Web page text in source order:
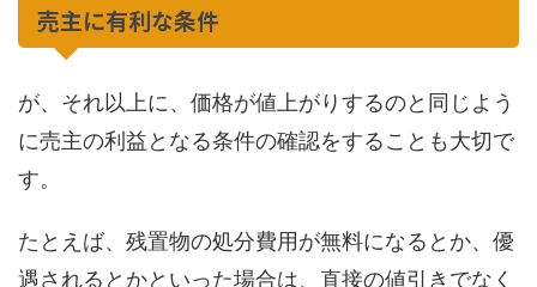
売主に有利な条件
が、それ以上に、価格が値上がりするのと同じよう
に売主の利益となる条件の確認をすることも大切で
す。
たとえば、残置物の処分費用が無料になるとか、優
遇されるとかといった場合は、直接の値引きでなく